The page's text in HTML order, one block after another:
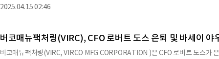
고 있으며, 교육 시장
달러를 초과했다.전략적 자본 지출은 600만 달러로 증가했으며, 주주 자본은
계연도 매출은 전년 대비 1.1% 감소했으며, 4분기 매출은 3,320만 달러로
인 재해 복구 주문이 없었던 것과 관련이 있다.전체 회계연도의 총 매출 총 이익
로 감소했다.운영 소득은 2,785만 달러로 매출의 10.5%를 차지했으며, 전년의
의 순손실을 기록했다.이러한 결과는 회사의 강력한 재무 상태를 지속적으로 강
2025.04.15 02:46
버코매뉴팩처링(VIRC), CFO 로버트 도스 은퇴 및 바세이 야
버코매뉴팩처링(VIRC, VIRCO MFG CORPORATION )은 CFO 로버트 도스가